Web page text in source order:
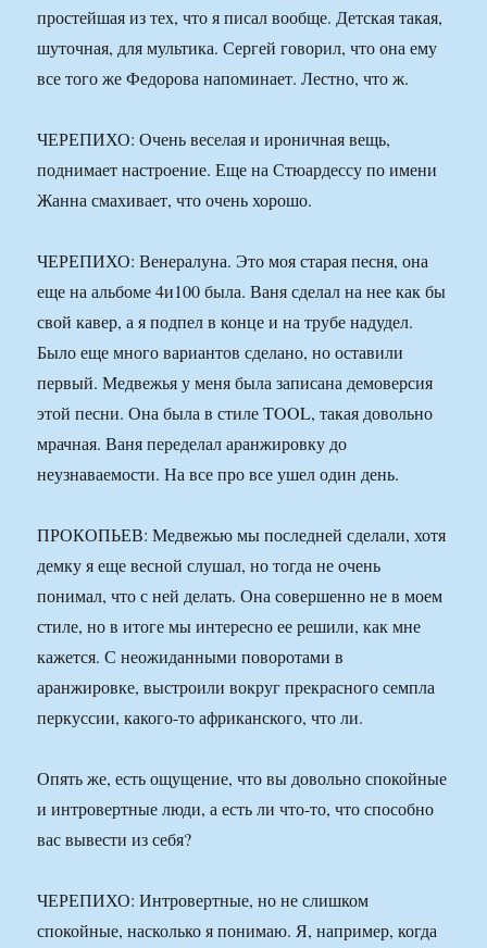
простейшая из тех, что я писал вообще. Детская такая,
шуточная, для мультика. Сергей говорил, что она ему
все того же Федорова напоминает. Лестно, что ж.
ЧЕРЕПИХО: Очень веселая и ироничная вещь,
поднимает настроение. Еще на Стюардессу по имени
Жанна смахивает, что очень хорошо.
ЧЕРЕПИХО: Венералуна. Это моя старая песня, она
еще на альбоме 4и100 была. Ваня сделал на нее как бы
свой кавер, а я подпел в конце и на трубе надудел.
Было еще много вариантов сделано, но оставили
первый. Медвежья у меня была записана демоверсия
этой песни. Она была в стиле TOOL, такая довольно
мрачная. Ваня переделал аранжировку до
неузнаваемости. На все про все ушел один день.
ПРОКОПЬЕВ: Медвежью мы последней сделали, хотя
демку я еще весной слушал, но тогда не очень
понимал, что с ней делать. Она совершенно не в моем
стиле, но в итоге мы интересно ее решили, как мне
кажется. С неожиданными поворотами в
аранжировке, выстроили вокруг прекрасного семпла
перкуссии, какого-то африканского, что ли.
Опять же, есть ощущение, что вы довольно спокойные
и интровертные люди, а есть ли что-то, что способно
вас вывести из себя?
ЧЕРЕПИХО: Интровертные, но не слишком
спокойные, насколько я понимаю. Я, например, когда